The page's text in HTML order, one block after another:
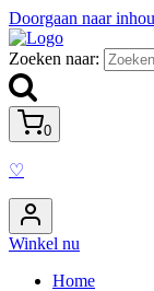
Doorgaan naar
Zoeken naar:
0
♡
Winkel nu
Home